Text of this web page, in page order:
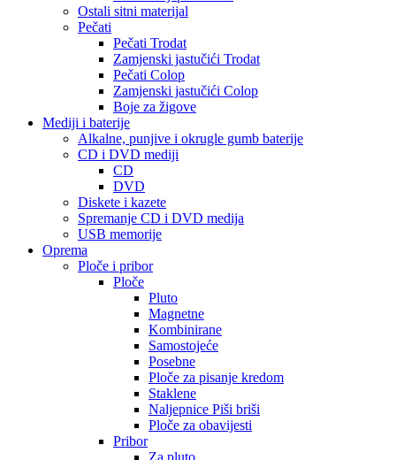
Ostali sitni materijal
Pečati
Pečati Trodat
Zamjenski jastučići Trodat
Pečati Colop
Zamjenski jastučići Colop
Boje za žigove
Mediji i baterije
Alkalne, punjive i okrugle gumb baterije
CD i DVD mediji
CD
DVD
Diskete i kazete
Spremanje CD i DVD medija
USB memorije
Oprema
Ploče i pribor
Ploče
Pluto
Magnetne
Kombinirane
Samostojeće
Posebne
Ploče za pisanje kredom
Staklene
Naljepnice Piši briši
Ploče za obavijesti
Pribor
Za pluto